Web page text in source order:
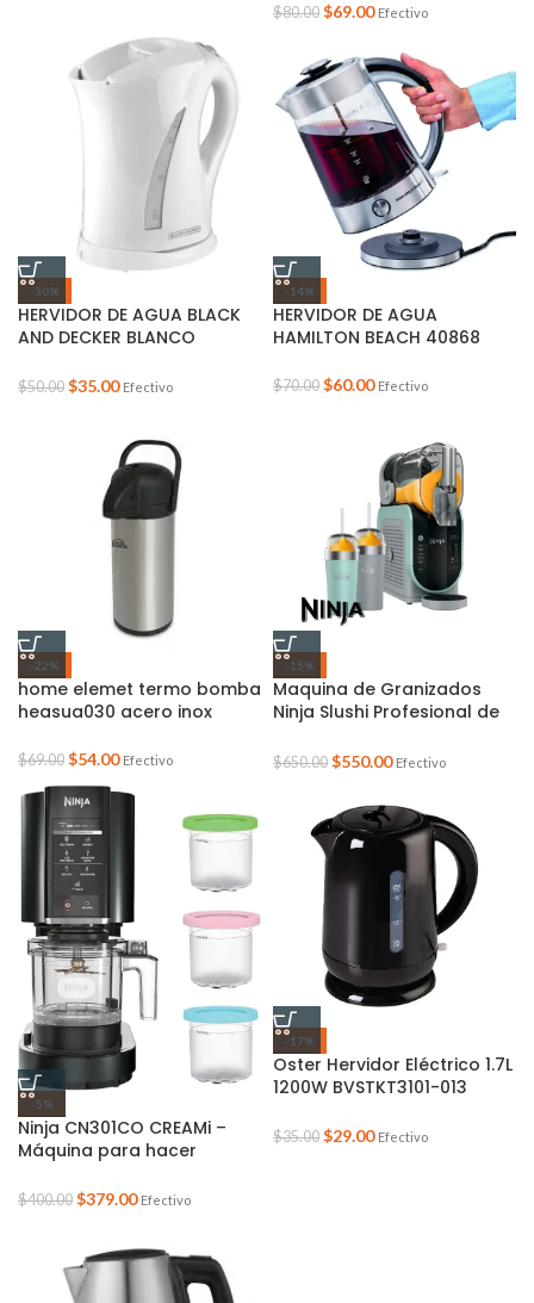
$80.00 $69.00 Efectivo
-30%
HERVIDOR DE AGUA BLACK
AND DECKER BLANCO
$50.00 $35.00 Efectivo
-14%
HERVIDOR DE AGUA
HAMILTON BEACH 40868
$70.00 $60.00 Efectivo
-22%
home elemet termo bomba
heasua030 acero inox
$69.00 $54.00 Efectivo
-15%
Maquina de Granizados
Ninja Slushi Profesional de
$650.00 $550.00 Efectivo
-5%
Ninja CN301CO CREAMi –
Máquina para hacer
mezclas, batidos, sorbetes,
toque, con (3) recipientes
de pinta y tapas, tamaño
$400.00 $379.00 Efectivo
-17%
Oster Hervidor Eléctrico 1.7L
1200W BVSTKT3101-013
$35.00 $29.00 Efectivo